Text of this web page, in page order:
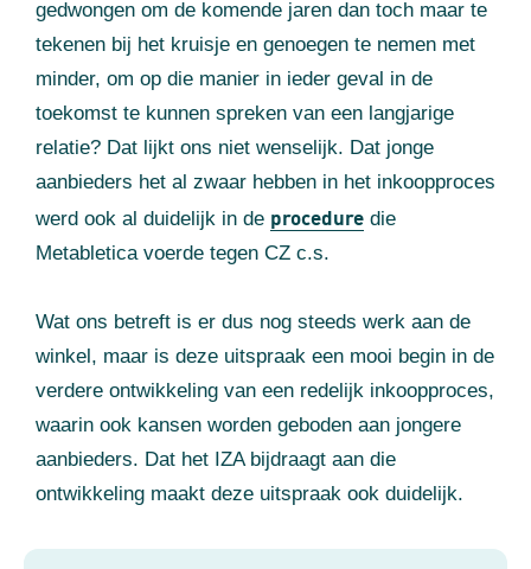
gedwongen om de komende jaren dan toch maar te
tekenen bij het kruisje en genoegen te nemen met
minder, om op die manier in ieder geval in de
toekomst te kunnen spreken van een langjarige
relatie? Dat lijkt ons niet wenselijk. Dat jonge
aanbieders het al zwaar hebben in het inkoopproces
werd ook al duidelijk in de procedure die
Metabletica voerde tegen CZ c.s.
Wat ons betreft is er dus nog steeds werk aan de
winkel, maar is deze uitspraak een mooi begin in de
verdere ontwikkeling van een redelijk inkoopproces,
waarin ook kansen worden geboden aan jongere
aanbieders. Dat het IZA bijdraagt aan die
ontwikkeling maakt deze uitspraak ook duidelijk.